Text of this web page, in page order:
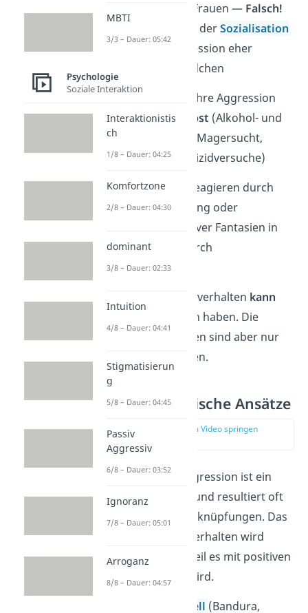
aus aggressiver als Frauen — Falsch!
Wahrscheinlicher: in derSozialisation
von Jungen ist Aggression eher
geduldet als bei Mädchen
➜ Mädchen richten ihre Aggression
ehergegensich selbst (Alkohol- und
Drogenmissbrauch, Magersucht,
Selbstverletzung, Suizidversuche)
Lösungsansatz:
Abreagieren durch
körperliche Betätigung oder
ausagieren aggressiver Fantasien in
den Medien; z. B. durch
Computerspiele
Aggressionsverhalten kann
genetische Ursachen haben. Die
biologischen Faktoren sind aber nur
Faktoren neben vielen.
Lernpsychologische Ansätze
zur Stelle im Video springen
Grundannahme:
Aggression ist ein
erlerntes Verhalten und resultiert oft
aus fehlerhaften Verknüpfungen. Das
heißt, aggressives Verhalten wird
vermehrt gezeigt, weil es mit positiven
Folgen verbunden wird.
Lernen am Modell (Bandura,
MBTI
3/3 – Dauer: 05:42
Psychologie
Soziale Interaktion
Interaktionistis
ch
1/8 – Dauer: 04:25
Komfortzone
2/8 – Dauer: 04:30
dominant
3/8 – Dauer: 02:33
Intuition
4/8 – Dauer: 04:41
Stigmatisierun
g
5/8 – Dauer: 04:45
Passiv
Aggressiv
6/8 – Dauer: 03:52
Ignoranz
7/8 – Dauer: 05:01
Arroganz
8/8 – Dauer: 04:57